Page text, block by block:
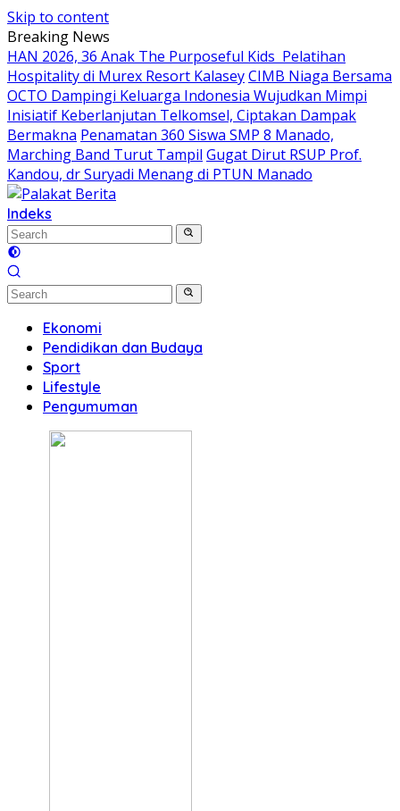
Skip to content
Breaking News
HAN 2026, 36 Anak The Purposeful Kids Pelatihan
Hospitality di Murex Resort KalaseyCIMB Niaga Bersama
OCTO Dampingi Keluarga Indonesia Wujudkan Mimpi
Inisiatif Keberlanjutan Telkomsel, Ciptakan Dampak
Bermakna Penamatan 360 Siswa SMP 8 Manado,
Marching Band Turut Tampil Gugat Dirut RSUP Prof.
Kandou, dr Suryadi Menang di PTUN Manado
Indeks
Ekonomi
Pendidikan dan Budaya
Sport
Lifestyle
Pengumuman